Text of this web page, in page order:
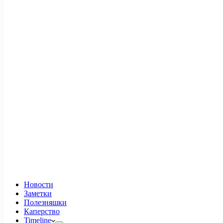
Новости
Заметки
Полезняшки
Каперство
Timeline